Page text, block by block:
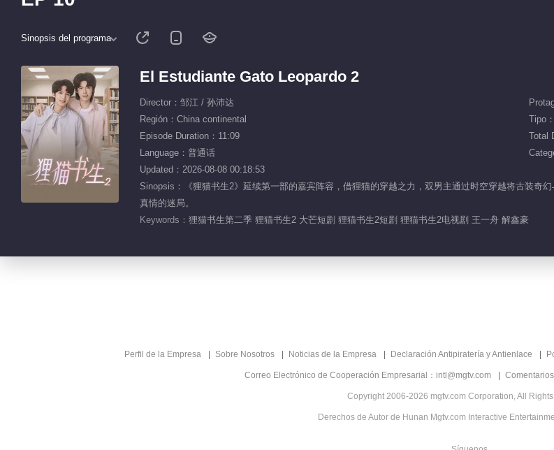
Sinopsis del programa
El Estudiante Gato Leopardo 2
Director：邹江 / 孙沛达
Región：China continental
Tipo
Episode Duration：11:09
Total
Language：普通话
Updated：2026-08-08 00:18:53
Sinopsis：《狸猫书生2》延续第一部的嘉宾阵容，借狸猫的穿越之力，双男主通过时空穿越将古装奇
真情的迷局。
Keywords： 狸猫书生第二季 狸猫书生2 大芒短剧 狸猫书生2短剧 狸猫书生2电视剧 王一舟 解鑫豪
Perfil de la Empresa Sobre Nosotros Noticias de la Empresa Declaración Antipiratería y Antienlace
Correo Electrónico de Cooperación Empresarial：intl@mgtv.com
Copyright 2006-2026 mgtv.com Corporation, All
Derechos de Autor de Hunan Mgtv.com Interactive